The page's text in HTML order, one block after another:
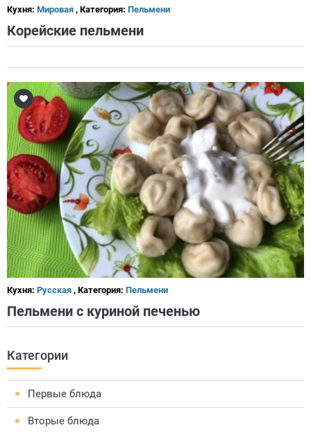
Кухня: Мировая , Категория: Пельмени
Корейские пельмени
Кухня: Русская , Категория: Пельмени
Пельмени с куриной печенью
Категории
Первые блюда
Вторые блюда